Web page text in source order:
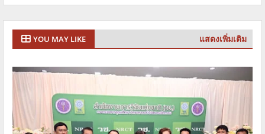
YOU MAY LIKE แสดงเพิ่มเติม